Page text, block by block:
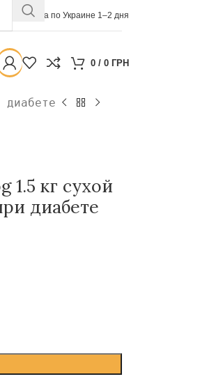
Доставка по Украине 1–2 дня
0 / 0 ГРН
1.5 кг сухой
диабете